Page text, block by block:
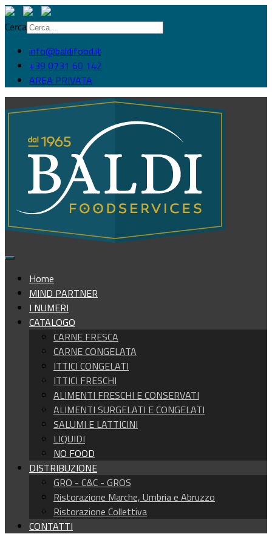
Cerca
info@baldifood.it
+39 0731 60 142
AREA PRIVATA
Home
MIND PARTNER
I NUMERI
CATALOGO
CARNE FRESCA
CARNE CONGELATA
ITTICI CONGELATI
ITTICI FRESCHI
ALIMENTI FRESCHI E CONSERVATI
ALIMENTI SURGELATI E CONGELATI
SALUMI E LATTICINI
LIQUIDI
NO FOOD
DISTRIBUZIONE
GRO - C&C - GROS
Ristorazione Marche, Umbria e Abruzzo
Ristorazione Collettiva
CONTATTI